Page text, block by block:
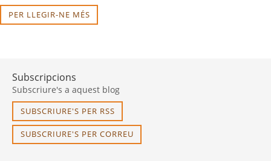
PER LLEGIR-NE MÉS
Subscripcions
Subscriure's a aquest blog
SUBSCRIURE'S PER RSS
SUBSCRIURE'S PER CORREU